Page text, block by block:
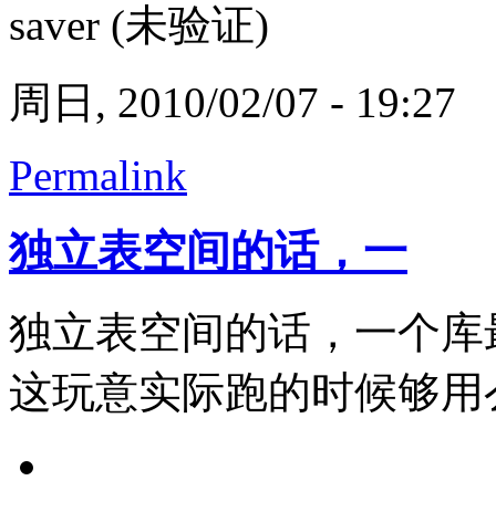
saver (未验证)
周日, 2010/02/07 - 19:27
Permalink
独立表空间的话，一
独立表空间的话，一个
这玩意实际跑的时候够